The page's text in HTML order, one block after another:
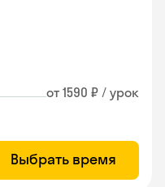
от 1590 ₽ / урок
Выбрать время